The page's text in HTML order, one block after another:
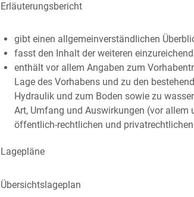
Erläuterungsbericht
gibt einen allgemeinverständlichen
fasst den Inhalt der weiteren
enthält vor allem Angaben zum
Lage des Vorhabens und zu den
Hydraulik und zum Boden sowie zu
Art, Umfang und Auswirkungen (vor allem
öffentlich-rechtlichen und
Lagepläne
Übersichtslageplan